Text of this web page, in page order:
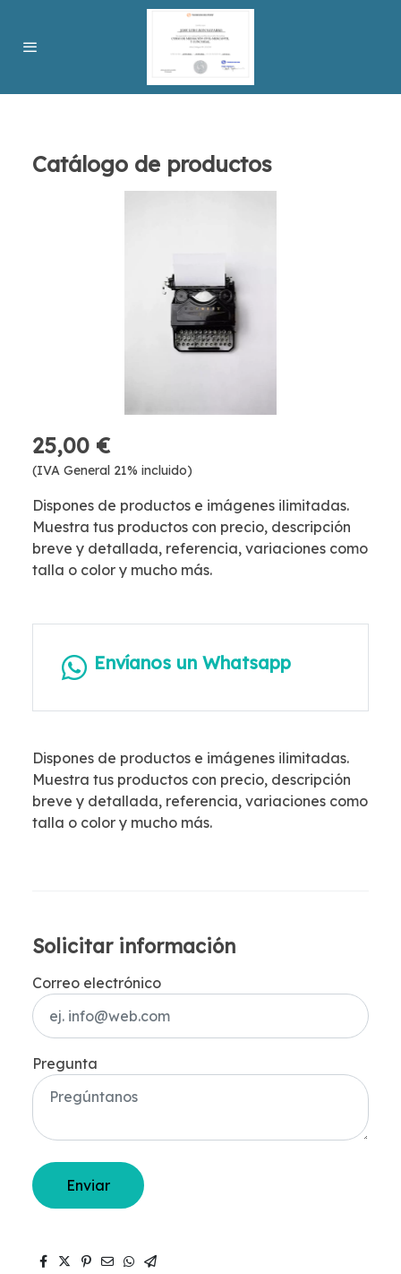
Catálogo de productos
25,00 €
(IVA General 21% incluido)
Dispones de productos e imágenes ilimitadas.
Muestra tus productos con precio, descripción
breve y detallada, referencia, variaciones como
talla o color y mucho más.
Envíanos un Whatsapp
Dispones de productos e imágenes ilimitadas.
Muestra tus productos con precio, descripción
breve y detallada, referencia, variaciones como
talla o color y mucho más.
Solicitar información
Correo electrónico
Pregunta
Enviar